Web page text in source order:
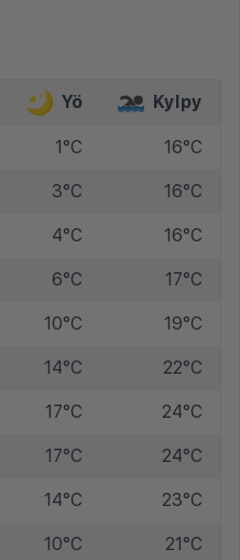
Yö Kylpy
1°C 16°C
3°C 16°C
4°C 16°C
6°C 17°C
10°C 19°C
14°C 22°C
17°C 24°C
17°C 24°C
14°C 23°C
10°C 21°C